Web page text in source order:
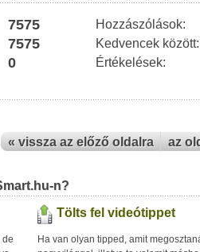
7575 Hozzászólások:
7575 Kedvencek között:
0 Értékelések:
« vissza az előző oldalra az
n?
de
Tölts fel videótippet
Ha van olyan tipped, amit